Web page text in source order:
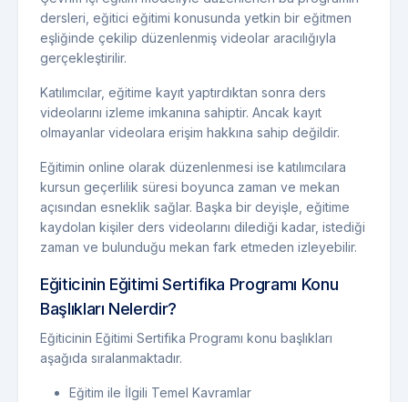
dersleri, eğitici eğitimi konusunda yetkin bir eğitmen
eşliğinde çekilip düzenlenmiş videolar aracılığıyla
gerçekleştirilir.
Katılımcılar, eğitime kayıt yaptırdıktan sonra ders
videolarını izleme imkanına sahiptir. Ancak kayıt
olmayanlar videolara erişim hakkına sahip değildir.
Eğitimin online olarak düzenlenmesi ise katılımcılara
kursun geçerlilik süresi boyunca zaman ve mekan
açısından esneklik sağlar. Başka bir deyişle, eğitime
kaydolan kişiler ders videolarını dilediği kadar, istediği
zaman ve bulunduğu mekan fark etmeden izleyebilir.
Eğiticinin Eğitimi Sertifika Programı Konu
Başlıkları Nelerdir?
Eğiticinin Eğitimi Sertifika Programı konu başlıkları
aşağıda sıralanmaktadır.
Eğitim ile İlgili Temel Kavramlar